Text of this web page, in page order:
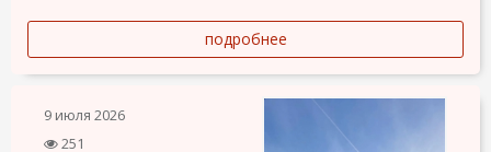
подробнее
9 июля 2026
251